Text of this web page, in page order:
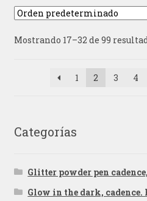
Mostrando 17–32 de 99
1 2 3 4
Categorías
Glitter powder pen
Glow in the dark,